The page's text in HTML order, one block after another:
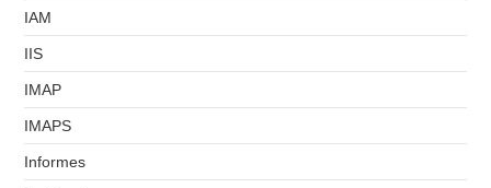
IAM
IIS
IMAP
IMAPS
Informes